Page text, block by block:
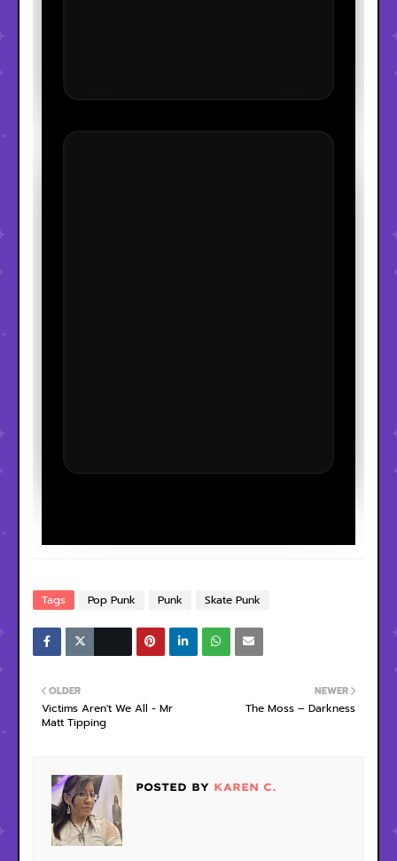
Tags Pop Punk Punk Skate Punk
NEWER
The Moss – Darkness
OLDER
Victims Aren't We All - Mr
Matt Tipping
POSTED BY KAREN C.